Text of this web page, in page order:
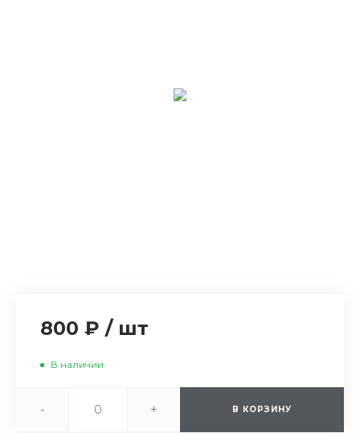
800 ₽ / шт
В наличии
- + В КОРЗИНУ